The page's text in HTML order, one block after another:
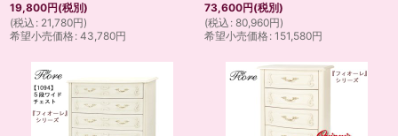
19,800円(税別)
(税込 : 21,780円)
希望小売価格: 43,780円
73,600円(税別)
(税込 : 80,960円)
希望小売価格: 151,580円